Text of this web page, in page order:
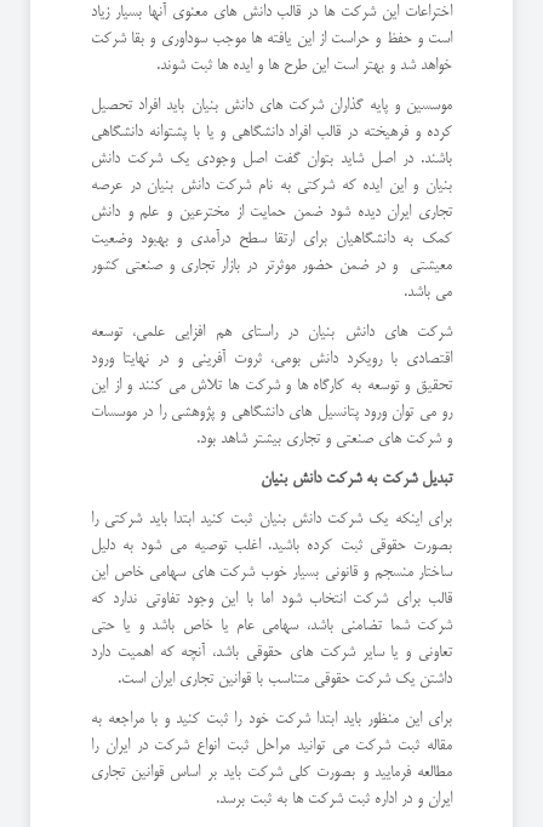
اختراعات این شرکت ها در قالب دانش های معنوی آنها بسیار زیاد
است و حفظ و حراست از این یافته ها موجب سوداوری و بقا شرکت
خواهد شد و بهتر است این طرح ها و ایده ها ثبت شوند.
موسسین و پایه گذاران شرکت های دانش بنیان باید افراد تحصیل
کرده و فرهیخته در قالب افراد دانشگاهی و یا با پشتوانه دانشگاهی
باشند. در اصل شاید بتوان گفت اصل وجودی یک شرکت دانش
بنیان و این ایده که شرکتی به نام شرکت دانش بنیان در عرصه
تجاری ایران دیده شود ضمن حمایت از مخترعین و علم و دانش
کمک به دانشگاهیان برای ارتقا سطح درآمدی و بهبود وضعیت
معیشتی و در ضمن حضور موثرتر در بازار تجاری و صنعتی کشور
می باشد.
شرکت های دانش بنیان در راستای هم افزایی علمی، توسعه
اقتصادی با رویکرد دانش بومی، ثروت آفرینی و در نهایتا ورود
تحقیق و توسعه به کارگاه ها و شرکت ها تلاش می کنند و از این
رو می توان ورود پتانسیل های دانشگاهی و پژوهشی را در موسسات
و شرکت های صنعتی و تجاری بیشتر شاهد بود.
تبدیل شرکت به شرکت دانش بنیان
برای اینکه یک شرکت دانش بنیان ثبت کنید ابتدا باید شرکتی را
بصورت حقوقی ثبت کرده باشید. اغلب توصیه می شود به دلیل
ساختار منسجم و قانونی بسیار خوب شرکت های سهامی خاص این
قالب برای شرکت انتخاب شود اما با این وجود تفاوتی ندارد که
شرکت شما تضامنی باشد، سهامی عام یا خاص باشد و یا حتی
تعاونی و یا سایر شرکت های حقوقی باشد، آنچه که اهمیت دارد
داشتن یک شرکت حقوقی متناسب با قوانین تجاری ایران است.
برای این منظور باید ابتدا شرکت خود را ثبت کنید و با مراجعه به
مقاله ثبت شرکت می توانید مراحل ثبت انواع شرکت در ایران را
مطالعه فرمایید و بصورت کلی شرکت باید بر اساس قوانین تجاری
ایران و در اداره ثبت شرکت ها به ثبت برسد.